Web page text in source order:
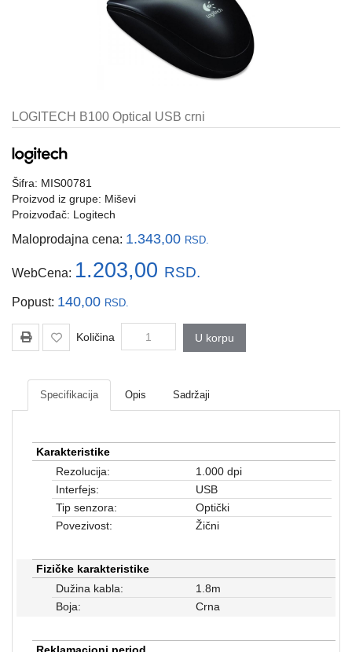
satovi
oprema
Gaming
oprema
Kablovi
adapteri
sigurnosna
oprema
Televizori,
LOGITECH B100 Optical USB crni
Šifra: MIS00781
Proizvod iz grupe: Miševi
Proizvođač: Logitech
Maloprodajna cena: 1.343,00 RSD.
WebCena: 1.203,00 RSD.
Popust: 140,00 RSD.
Količina U korpu
Specifikacija Opis Sadržaji
Karakteristike
Rezolucija:
1.000 dpi
Interfejs:
USB
Tip senzora:
Optički
Povezivost:
Žični
Fizičke karakteristike
Dužina kabla:
1.8m
Boja:
Crna